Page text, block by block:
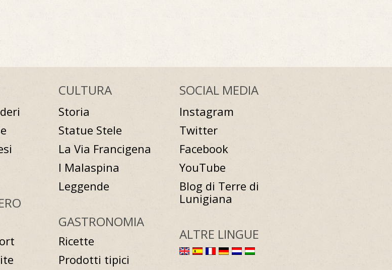
SOCIAL MEDIA
Instagram
Twitter
Facebook
YouTube
Blog di Terre di
Lunigiana
ALTRE LINGUE
CULTURA
Storia
Statue Stele
La Via Francigena
I Malaspina
Leggende
GASTRONOMIA
Ricette
Prodotti tipici